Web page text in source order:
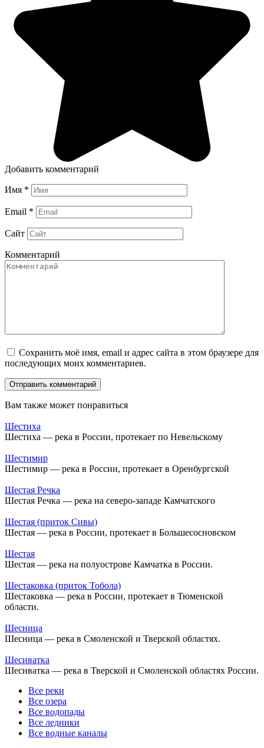
Добавить комментарий
Имя *
Email *
Сайт
Комментарий
Сохранить моё имя, email и адрес сайта в этом браузере для
последующих моих комментариев.
Вам также может понравиться
Шестиха
Шестиха — река в России, протекает по Невельскому
Шестимир
Шестимир — река в России, протекает в Оренбургской
Шестая Речка
Шестая Речка — река на северо-западе Камчатского
Шестая (приток Сивы)
Шестая — река в России, протекает в Большесосновском
Шестая
Шестая — река на полуострове Камчатка в России.
Шестаковка (приток Тобола)
Шестаковка — река в России, протекает в Тюменской
области.
Шесница
Шесница — река в Смоленской и Тверской областях.
Шесиватка
Шесиватка — река в Тверской и Смоленской областях России.
Все реки
Все озера
Все водопады
Все ледники
Все водные каналы